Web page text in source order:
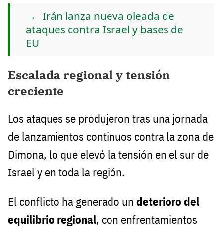
Irán lanza nueva oleada de
ataques contra Israel y bases de
EU
Escalada regional y tensión
creciente
Los ataques se produjeron tras una jornada
de lanzamientos continuos contra la zona de
Dimona, lo que elevó la tensión en el sur de
Israel y en toda la región.
El conflicto ha generado un deterioro del
equilibrio regional, con enfrentamientos